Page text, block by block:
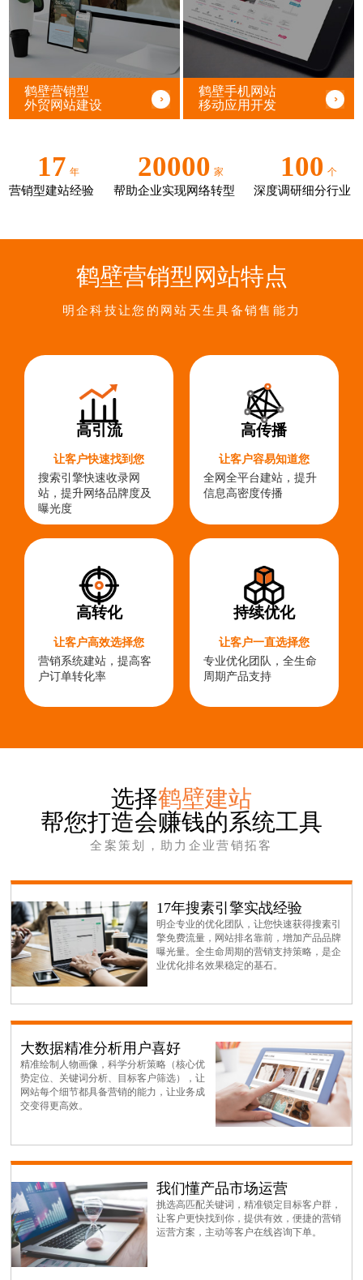
鹤壁营销型
外贸网站建设
鹤壁手机网站
移动应用开发
17 年
营销型建站经验
20000 家
帮助企业实现网络转型
100 个
深度调研细分行业
鹤壁营销型网站特点
明企科技让您的网站天生具备销售能力
高引流
让客户快速找到您
搜索引擎快速收录网
站，提升网络品牌度及
曝光度
高传播
让客户容易知道您
全网全平台建站，提升
信息高密度传播
高转化
让客户高效选择您
营销系统建站，提高客
户订单转化率
持续优化
让客户一直选择您
专业优化团队，全生命
周期产品支持
选择鹤壁建站
帮您打造会赚钱的系统工具
全案策划，助力企业营销拓客
17年搜素引擎实战经验
明企专业的优化团队，让您快速获得搜素引
擎免费流量，网站排名靠前，增加产品品牌
曝光量。全生命周期的营销支持策略，是企
业优化排名效果稳定的基石。
大数据精准分析用户喜好
精准绘制人物画像，科学分析策略（核心优
势定位、关键词分析、目标客户筛选），让
网站每个细节都具备营销的能力，让业务成
交变得更高效。
我们懂产品市场运营
挑选高匹配关键词，精准锁定目标客户群，
让客户更快找到你，提供有效，便捷的营销
运营方案，主动等客户在线咨询下单。